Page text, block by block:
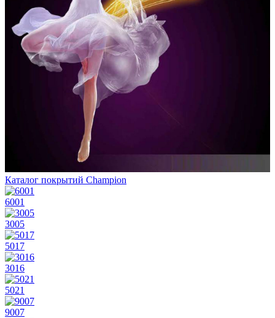
Каталог покрытий Champion
6001
3005
5017
3016
5021
9007